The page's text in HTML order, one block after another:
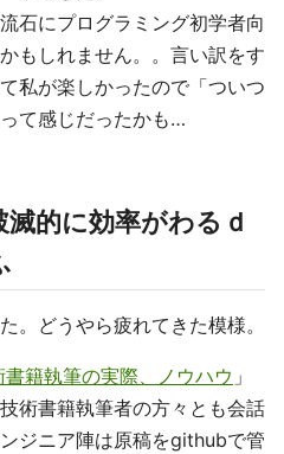
石にプログラミング初学者向
もしれません。。言い訳をす
私が楽しかったので「ついつ
て感じだったかも…
的に効率がわるｄ
。どうやら疲れてきた模様。
籍執筆の実際、ノウハウ 」
術書籍執筆者の方々とも会話
ジニア陣は原稿をgithubで管